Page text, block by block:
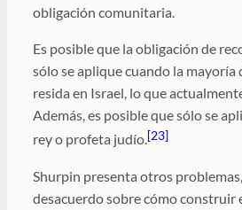
obligación comunitaria.
Es posible que la obligación de
sólo se aplique cuando la mayoría
resida en Israel, lo que
Además, es posible que sólo se
rey o profeta judío.[23]
Shurpin presenta otros
desacuerdo sobre cómo construir